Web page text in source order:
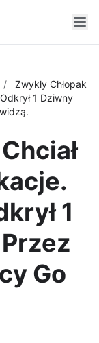
/
Zwykły Chłopak
1 Dziwny
1
Go